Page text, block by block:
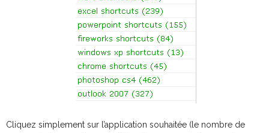
Cliquez simplement sur l’application souhaitée (le nombre de